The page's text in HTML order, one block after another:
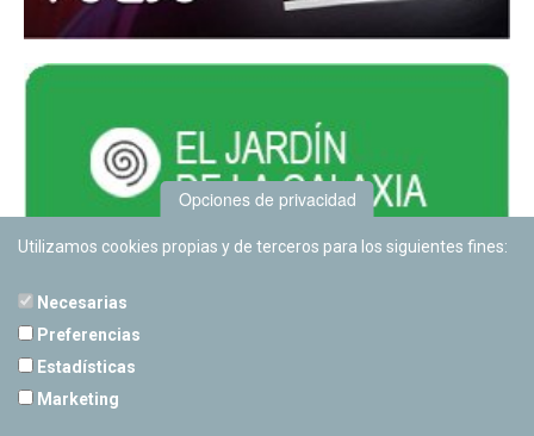
Opciones de privacidad
Utilizamos cookies propias y de terceros para los siguientes fines:
Necesarias
Preferencias
Estadísticas
Marketing